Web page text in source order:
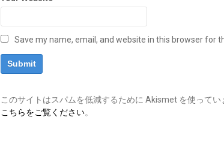
Save my name, email, and website in this browser for
このサイトはスパムを低減するために Akismet を使ってい
こちらをご覧ください。